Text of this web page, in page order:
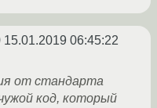
15.01.2019 06:45:22
от стандарта
код, который